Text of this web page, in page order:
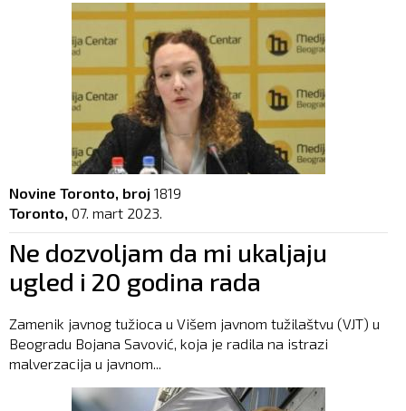
Novine Toronto, broj 1819
Toronto, 07. mart 2023.
Ne dozvoljam da mi ukaljaju
ugled i 20 godina rada
Zamenik javnog tužioca u Višem javnom tužilaštvu (VJT) u
Beogradu Bojana Savović, koja je radila na istrazi
malverzacija u javnom...